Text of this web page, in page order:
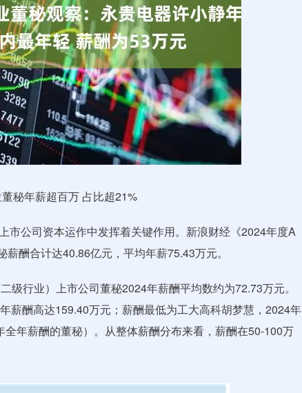
秘年薪超百万 占比超21%
公司资本运作中发挥着关键作用。新浪财经《2024年度A
酬合计达40.86亿元，平均年薪75.43万元。
行业）上市公司董秘2024年薪酬平均数约为72.73万元。
薪酬高达159.40万元；薪酬最低为工大高科胡梦慧，2024年
年薪酬的董秘）。从整体薪酬分布来看，薪酬在50-100万
1.96% 沪深300 52.14